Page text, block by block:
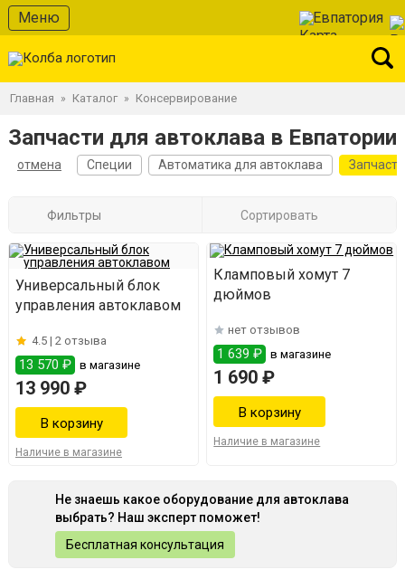
Меню Евпатория
Главная » Каталог » Консервирование
Запчасти для автоклава в Евпатории
отмена Специи Автоматика для автоклава
Фильтры Сортировать
Универсальный блок
управления автоклавом
4.5 | 2 отзыва
13 570 ₽ в магазине
13 990 ₽
Наличие в магазине
Кламповый хомут 7
дюймов
нет отзывов
1 639 ₽ в магазине
1 690 ₽
Наличие в магазине
Не знаешь какое оборудование для автоклава
выбрать? Наш эксперт поможет!
Бесплатная консультация